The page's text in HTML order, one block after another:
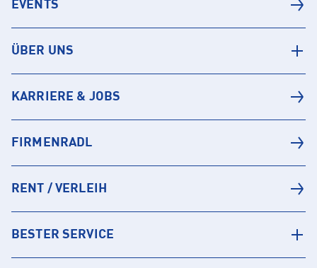
EVENTS
ÜBER UNS
KARRIERE & JOBS
FIRMENRADL
RENT / VERLEIH
BESTER SERVICE